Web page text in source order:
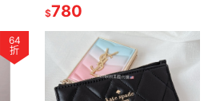
$780
64
折